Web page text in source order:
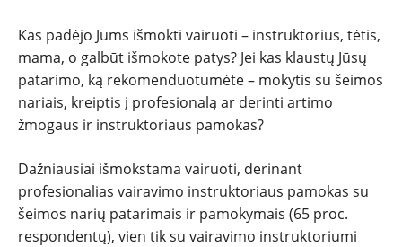
NAUJIENOS
TESTAI
Kas padėjo Jums išmokti vairuoti – instruktorius, tėtis,
mama, o galbūt išmokote patys? Jei kas klaustų Jūsų
patarimo, ką rekomenduotumėte – mokytis su šeimos
nariais, kreiptis į profesionalą ar derinti artimo
žmogaus ir instruktoriaus pamokas?
Dažniausiai išmokstama vairuoti, derinant
profesionalias vairavimo instruktoriaus pamokas su
šeimos narių patarimais ir pamokymais (65 proc.
respondentų), vien tik su vairavimo instruktoriumi